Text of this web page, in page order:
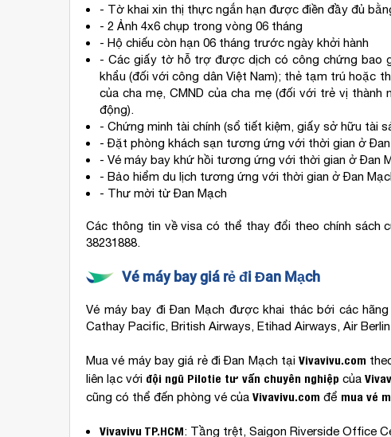
- Tờ khai xin thị thực ngắn hạn được điền đầy đủ
- 2 Ảnh 4x6 chụp trong vòng 06 tháng
- Hộ chiếu còn hạn 06 tháng trước ngày khởi hành
- Các giấy tờ hỗ trợ được dịch có công chứng bao
khẩu (đối với công dân Việt Nam); thẻ tạm trú hoặc
của cha mẹ, CMND của cha mẹ (đối với trẻ vị
động).
- Chứng minh tài chính (sổ tiết kiệm, giấy sở hữu tài
- Đặt phòng khách sạn tương ứng với thời gian ở
- Vé máy bay khứ hồi tương ứng với thời gian ở Đan
- Bảo hiểm du lịch tương ứng với thời gian ở Đan
- Thư mời từ Đan Mạch
Các thông tin về visa có thể thay đổi theo chính sách
38231888.
Vé máy bay giá rẻ đi Đan Mạch
Vé máy bay đi Đan Mạch được khai thác bới các hãng
Cathay Pacific, British Airways, Etihad Airways, Air
Mua vé máy bay giá rẻ đi Đan Mạch tạiVivavivu.com
liên lạc với đội ngũ Pilotie tư vấn chuyên nghiệp của
cũng có thể đến phòng vé củaVivavivu.com để mua vé
Vivavivu TP.HCM: Tầng trệt, Saigon Riverside Office